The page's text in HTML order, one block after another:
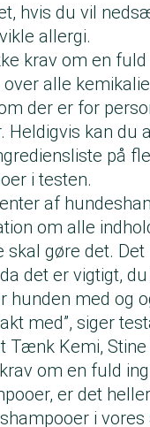
hvis du vil
allergi.
krav om en fuld
alle
der er for
Heldigvis kan du
på
i testen.
af
om alle
skal gøre det. Det
det er vigtigt,
hunden med og
med”, siger
Tænk Kemi,
om en fuld
er det
i vores